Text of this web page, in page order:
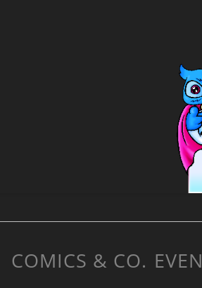
COMICS & CO.